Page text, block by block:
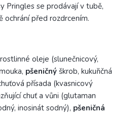
Pringles se prodávají v tubě,
ochrání před rozdrcením.
oleje (slunečnicový,
pšeničný škrob, kukuřičná
přísada (kvasnicový
chuť a vůni (glutaman
inosinát sodný), pšeničná